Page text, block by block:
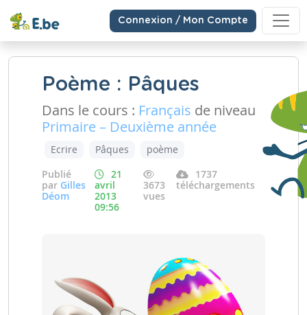
Connexion / Mon Compte
Poème : Pâques
Dans le cours : Français de niveau
Primaire – Deuxième année
Ecrire Pâques
poème
Publié
par Gilles
Déom
21
avril
2013
09:56
3673
vues
1737
téléchargements